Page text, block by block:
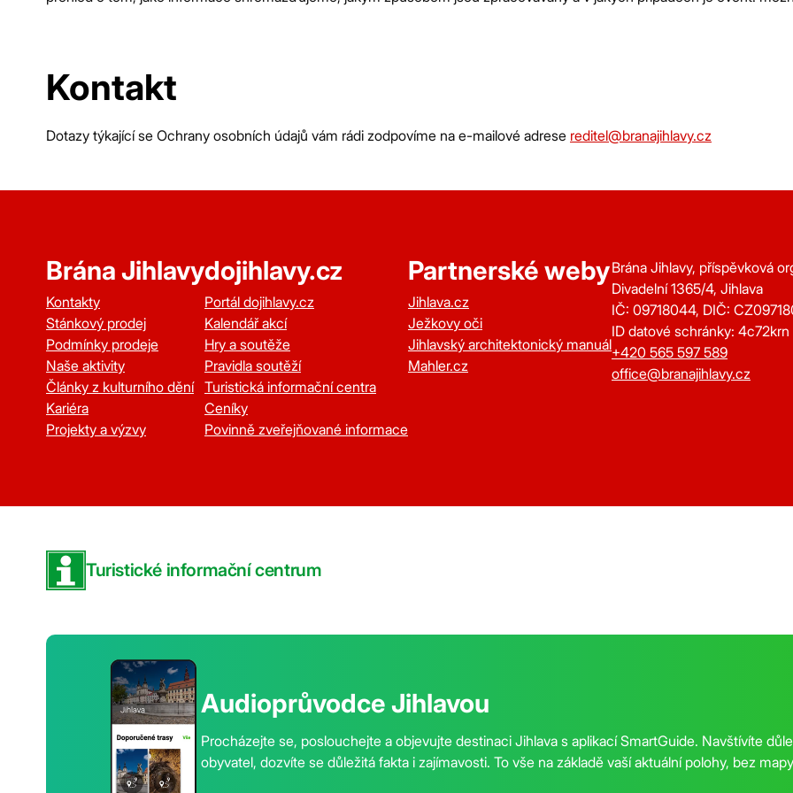
Kontakt
Dotazy týkající se Ochrany osobních údajů vám rádi zodpovíme na e-mailové adrese reditel@branajihlavy.cz
Brána Jihlavy
Kontakty
Stánkový prodej
Podmínky prodeje
Naše aktivity
Články z kulturního dění
Kariéra
Projekty a výzvy
dojihlavy.cz
Portál dojihlavy.cz
Kalendář akcí
Hry a soutěže
Pravidla soutěží
Turistická informační centra
Ceníky
Povinně zveřejňované informace
Partnerské weby
Jihlava.cz
Ježkovy oči
Jihlavský architektonický manuál
Mahler.cz
Brána Jihlavy, příspěvková
Divadelní 1365/4, Jihlava
IČ: 09718044, DIČ:
ID datové schránky: 4c72krn
+420 565 597 589
office@branajihlavy.cz
Turistické informační centrum
Audioprůvodce Jihlavou
Procházejte se, poslouchejte a objevujte destinaci Jihlava s aplikací SmartGuide. Navštívíte
obyvatel, dozvíte se důležitá fakta i zajímavosti. To vše na základě vaší aktuální polohy, bez